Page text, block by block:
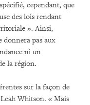
cependant, que
des lois rendant
». Ainsi,
donnera pas aux
ni un
la région.
sur la façon de
Whitson. « Mais